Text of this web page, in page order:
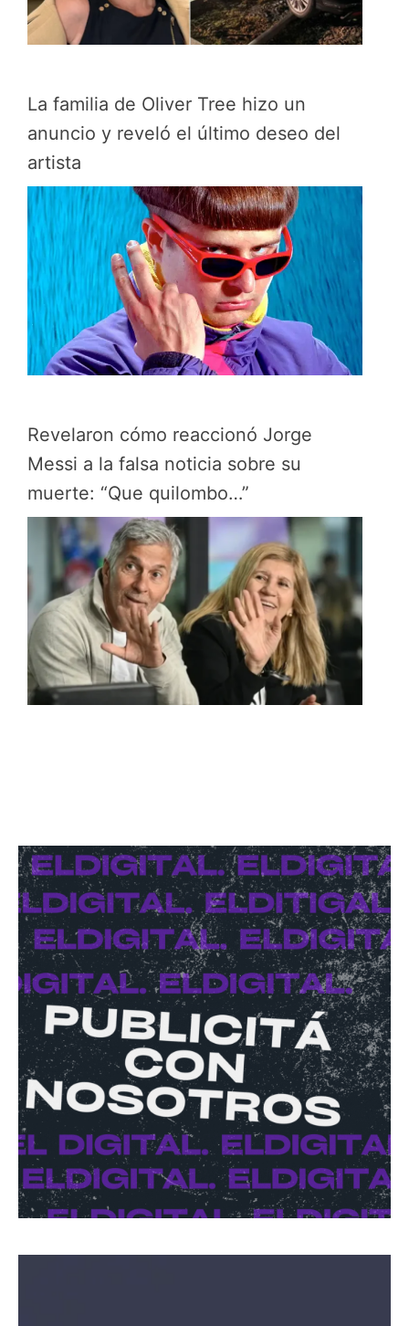
La familia de Oliver Tree hizo un
anuncio y reveló el último deseo del
artista
Revelaron cómo reaccionó Jorge
Messi a la falsa noticia sobre su
muerte: “Que quilombo…”